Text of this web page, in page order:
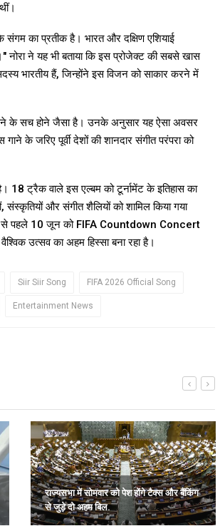
संगम का प्रतीक है। भारत और दक्षिण एशियाई
नोरा ने यह भी बताया कि इस प्रोजेक्ट की सबसे खास
भारतीय हैं, जिन्होंने इस विजन को साकार करने में
के सच होने जैसा है। उनके अनुसार यह ऐसा अवसर
के जरिए पूर्वी देशों की शानदार संगीत परंपरा को
18 ट्रैक वाले इस एल्बम को टूर्नामेंट के इतिहास का
और संगीत शैलियों को शामिल किया गया
से पहले 10 जून को FIFA Countdown Concert
उत्सव का अहम हिस्सा बना रहा है।
Siir Siir Song FIFA 2026 Official Song
Entertainment News
राज्यसभा में सोमवार को पेश होंगे टैक्स और बैंकिंग
से जुड़े दो अहम बिल.